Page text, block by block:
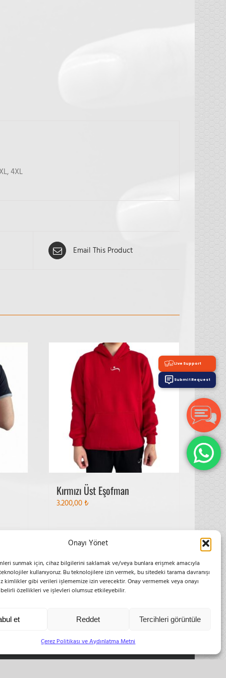
Onayı Yönet
sunmak için, cihaz bilgilerini saklamak ve/veya bunlara erişmek amacıyla
kullanıyoruz. Bu teknolojilere izin vermek, bu sitedeki tarama davranışı
kimlikler gibi verileri işlememize izin verecektir. Onay vermemek veya onayı
özellikleri ve işlevleri olumsuz etkileyebilir.
et Reddet Tercihleri görüntüle
Çerez Politikası ve Aydınlatma Metni
4XL
Email This Product
Kırmızı Üst Eşofman
3.200,00 ₺
SeçeneklerBu
birden
fazla
varyasyonu
var.
ürün
seçilebilir
0216 399 10 50
0555 654 61 83
bilgi@esvoleybol.com
Live Support
Submit Request